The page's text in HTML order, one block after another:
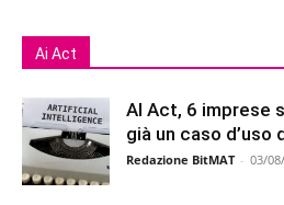
Ai Act
AI Act, 6 imprese
già un caso d’uso
Redazione BitMAT - 03/